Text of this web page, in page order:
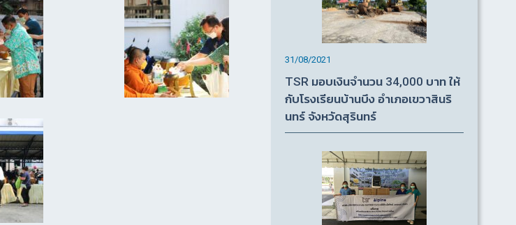
31/08/2021
TSR มอบเงินจำนวน 34,000 บาท ให้
กับโรงเรียนบ้านบึง อำเภอเขวาสินริ
นทร์ จังหวัดสุรินทร์